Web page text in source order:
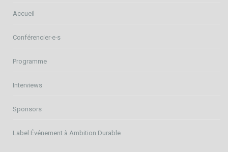
Accueil
Conférencier·e·s
Programme
Interviews
Sponsors
Label Événement à Ambition Durable